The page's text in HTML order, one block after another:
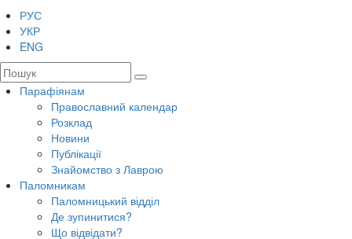
РУС
УКР
ENG
Парафіянам
Православний календар
Розклад
Новини
Публікації
Знайомство з Лаврою
Паломникам
Паломницький відділ
Де зупинитися?
Що відвідати?